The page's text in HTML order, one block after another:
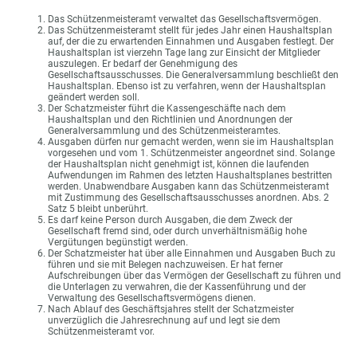
Das Schützenmeisteramt verwaltet das Gesellschaftsvermögen.
Das Schützenmeisteramt stellt für jedes Jahr einen Haushaltsplan
auf, der die zu erwartenden Einnahmen und Ausgaben festlegt. Der
Haushaltsplan ist vierzehn Tage lang zur Einsicht der Mitglieder
auszulegen. Er bedarf der Genehmigung des
Gesellschaftsausschusses. Die Generalversammlung beschließt den
Haushaltsplan. Ebenso ist zu verfahren, wenn der Haushaltsplan
geändert werden soll.
Der Schatzmeister führt die Kassengeschäfte nach dem
Haushaltsplan und den Richtlinien und Anordnungen der
Generalversammlung und des Schützenmeisteramtes.
Ausgaben dürfen nur gemacht werden, wenn sie im Haushaltsplan
vorgesehen und vom 1. Schützenmeister angeordnet sind. Solange
der Haushaltsplan nicht genehmigt ist, können die laufenden
Aufwendungen im Rahmen des letzten Haushaltsplanes bestritten
werden. Unabwendbare Ausgaben kann das Schützenmeisteramt
mit Zustimmung des Gesellschaftsausschusses anordnen. Abs. 2
Satz 5 bleibt unberührt.
Es darf keine Person durch Ausgaben, die dem Zweck der
Gesellschaft fremd sind, oder durch unverhältnismäßig hohe
Vergütungen begünstigt werden.
Der Schatzmeister hat über alle Einnahmen und Ausgaben Buch zu
führen und sie mit Belegen nachzuweisen. Er hat ferner
Aufschreibungen über das Vermögen der Gesellschaft zu führen und
die Unterlagen zu verwahren, die der Kassenführung und der
Verwaltung des Gesellschaftsvermögens dienen.
Nach Ablauf des Geschäftsjahres stellt der Schatzmeister
unverzüglich die Jahresrechnung auf und legt sie dem
Schützenmeisteramt vor.